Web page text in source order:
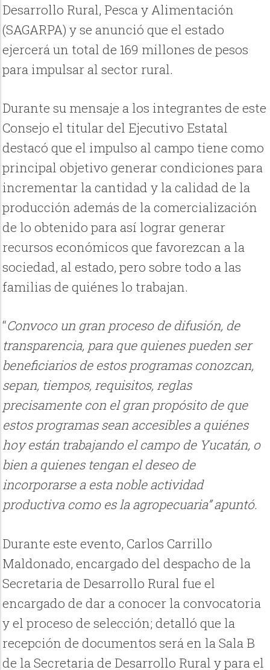
Desarrollo Rural, Pesca y Alimentación
(SAGARPA) y se anunció que el estado
ejercerá un total de 169 millones de pesos
para impulsar al sector rural.
Durante su mensaje a los integrantes de este
Consejo el titular del Ejecutivo Estatal
destacó que el impulso al campo tiene como
principal objetivo generar condiciones para
incrementar la cantidad y la calidad de la
producción además de la comercialización
de lo obtenido para así lograr generar
recursos económicos que favorezcan a la
sociedad, al estado, pero sobre todo a las
familias de quiénes lo trabajan.
“Convoco un gran proceso de difusión, de
transparencia, para que quienes pueden ser
beneficiarios de estos programas conozcan,
sepan, tiempos, requisitos, reglas
precisamente con el gran propósito de que
estos programas sean accesibles a quiénes
hoy están trabajando el campo de Yucatán, o
bien a quienes tengan el deseo de
incorporarse a esta noble actividad
productiva como es la agropecuaria” apuntó.
Durante este evento, Carlos Carrillo
Maldonado, encargado del despacho de la
Secretaria de Desarrollo Rural fue el
encargado de dar a conocer la convocatoria
y el proceso de selección; detalló que la
recepción de documentos será en la Sala B
de la Secretaria de Desarrollo Rural y para el